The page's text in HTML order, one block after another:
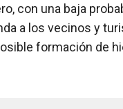
con una baja
a los vecinos y
formación de